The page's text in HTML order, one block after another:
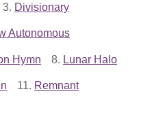
3. Divisionary
Autonomous
Hymn 8. Lunar Halo
11. Remnant